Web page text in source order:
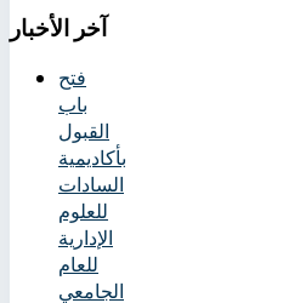
آخر
الأخبار
فتح
باب
القبول
بأكاديمية
السادات
للعلوم
الإدارية
للعام
الجامعي